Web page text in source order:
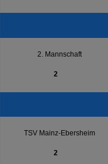
2. Mannschaft
2
TSV Mainz-Ebersheim
2